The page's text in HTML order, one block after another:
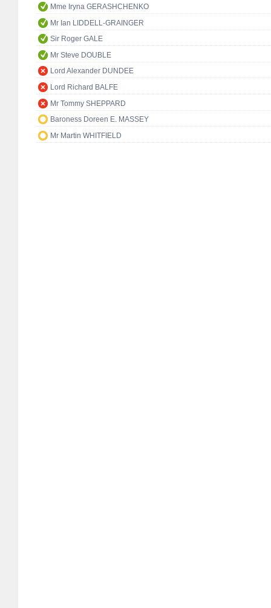
Mme Iryna GERASHCHENKO
Mr Ian LIDDELL-GRAINGER
Sir Roger GALE
Mr Steve DOUBLE
Lord Alexander DUNDEE
Lord Richard BALFE
Mr Tommy SHEPPARD
Baroness Doreen E. MASSEY
Mr Martin WHITFIELD